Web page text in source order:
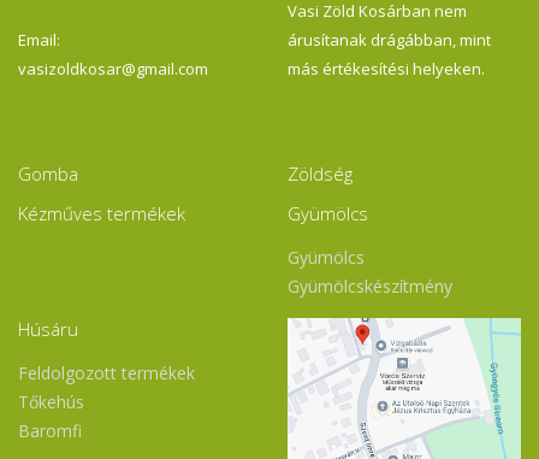
Email:
vasizoldkosar@gmail.com
Vasi Zöld Kosárban nem
árusítanak drágábban, mint
más értékesítési helyeken.
Gomba
Kézműves termékek
Zöldség
Gyümölcs
Gyümölcs
Gyümölcskészítmény
Húsáru
Feldolgozott termékek
Tőkehús
Baromfi